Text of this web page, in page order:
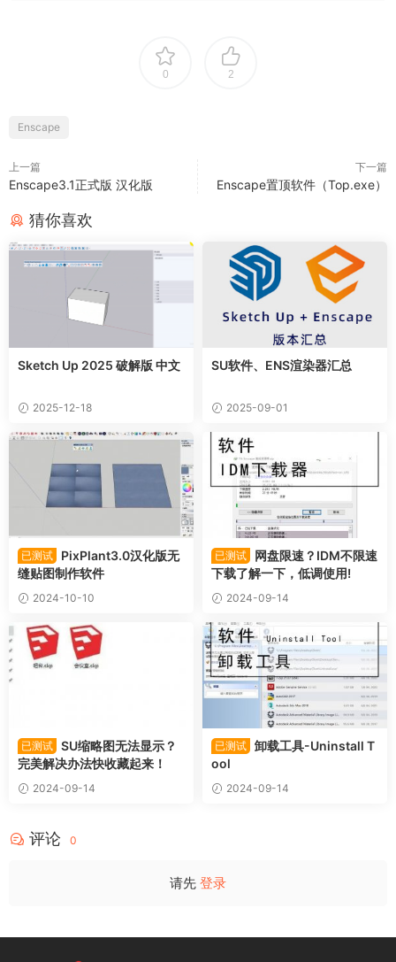
0 2
Enscape
上一篇
Enscape3.1正式版 汉化版
下一篇
Enscape置顶软件（Top.exe）
猜你喜欢
Sketch Up 2025 破解版 中文
2025-12-18
SU软件、ENS渲染器汇总
2025-09-01
已测试
PixPlant3.0汉化版无
缝贴图制作软件
2024-10-10
已测试
网盘限速？IDM不限速
下载了解一下，低调使用!
2024-09-14
已测试 SU缩略图无法显示？
完美解决办法快收藏起来！
2024-09-14
已测试 卸载工具-Uninstall T
ool
2024-09-14
评论 0
请先 登录